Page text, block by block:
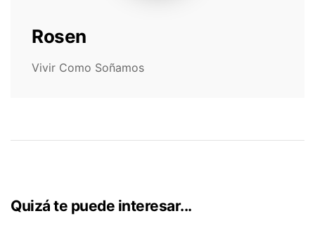
Rosen
Vivir Como Soñamos
Quizá te puede interesar...